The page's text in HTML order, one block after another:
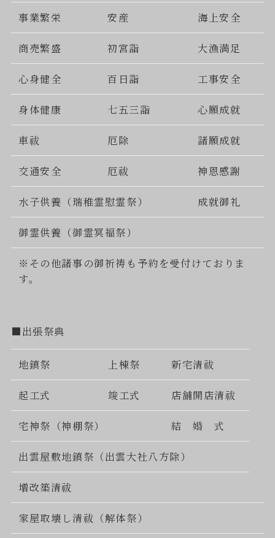
事業繁栄 安産 海上安全
商売繁盛 初宮詣 大漁満足
心身健全 百日詣 工事安全
身体健康 七五三詣 心願成就
車祓 厄除 諸願成就
交通安全 厄祓 神恩感謝
水子供養（瑞稚霊慰霊祭） 成就御礼
御霊供養（御霊冥福祭）
※その他諸事の御祈祷も予約を受付けておりま
す。
■出張祭典
地鎮祭 上棟祭 新宅清祓
起工式 竣工式 店舗開店清祓
宅神祭（神棚祭） 結 婚 式
出雲屋敷地鎮祭（出雲大社八方除）
増改築清祓
家屋取壊し清祓（解体祭）